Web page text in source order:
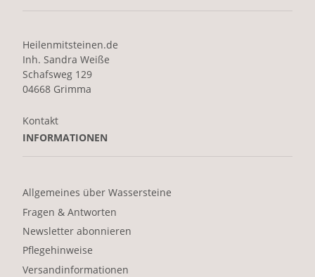
Heilenmitsteinen.de
Inh. Sandra Weiße
Schafsweg 129
04668 Grimma
Kontakt
INFORMATIONEN
Allgemeines über Wassersteine
Fragen & Antworten
Newsletter abonnieren
Pflegehinweise
Versandinformationen